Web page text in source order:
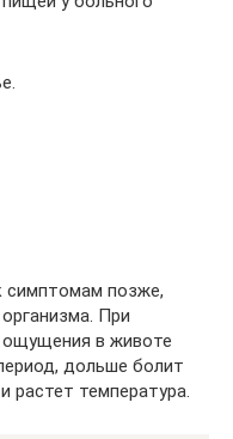
симптомам позже,
При
ощущения в животе
дольше болит
растет температура.